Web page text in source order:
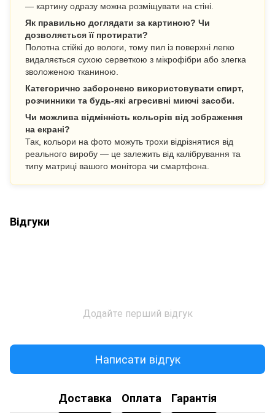
— картину одразу можна розміщувати на стіні.
Як правильно доглядати за картиною? Чи
дозволяється її протирати?
Полотна стійкі до вологи, тому пил із поверхні легко
видаляється сухою серветкою з мікрофібри або злегка
зволоженою тканиною.
Категорично заборонено використовувати спирт,
розчинники та будь-які агресивні миючі засоби.
Чи можлива відмінність кольорів від зображення
на екрані?
Так, кольори на фото можуть трохи відрізнятися від
реального виробу — це залежить від калібрування та
типу матриці вашого монітора чи смартфона.
Відгуки
Додайте перший відгук
Написати відгук
Доставка Оплата Гарантія